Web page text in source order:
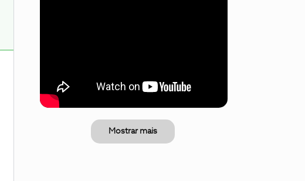
Mostrar mais